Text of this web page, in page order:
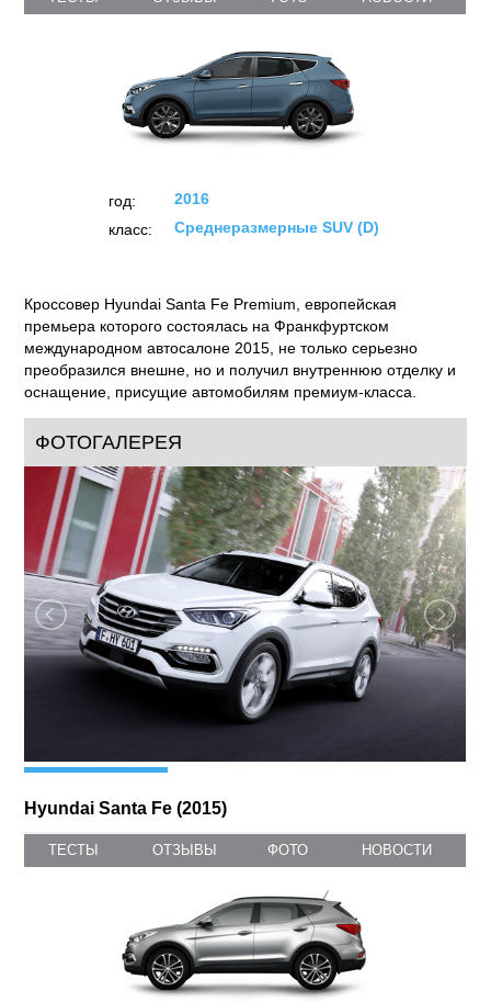
ОТЗЫВЫ ФОТО
класс:
Среднеразмерные SUV (D)
Кроссовер Hyundai Santa Fe Premium, европейская
преобразился внешне, но и получил внутреннюю отделку и
оснащение, присущие автомобилям премиум-класса.
ФОТОГАЛЕРЕЯ
Hyundai Santa Fe (2015)